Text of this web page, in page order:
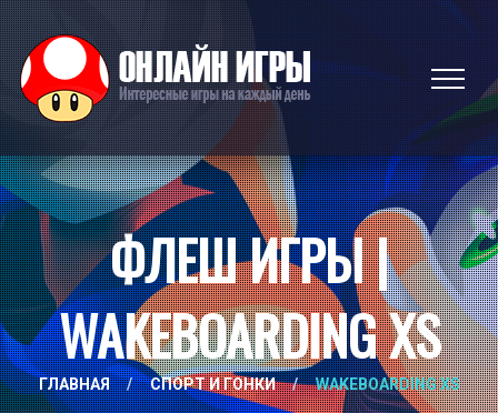
ФЛЕШ ИГРЫ |
WAKEBOARDING XS
ГЛАВНАЯ / СПОРТ И ГОНКИ / WAKEBOARDING XS